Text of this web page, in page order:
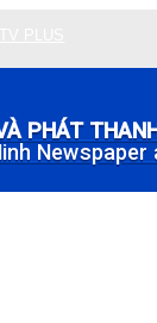
PHÁT
Newspaper